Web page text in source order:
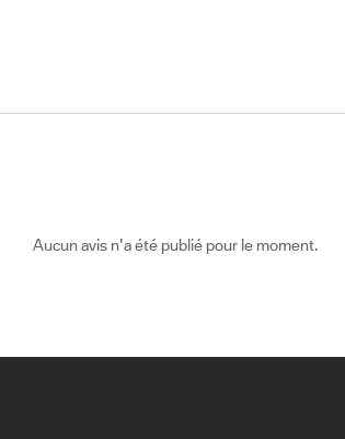
Aucun avis n'a été publié pour le moment.